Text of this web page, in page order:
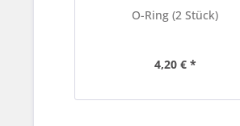
O-Ring (2 Stück)
4,20 € *